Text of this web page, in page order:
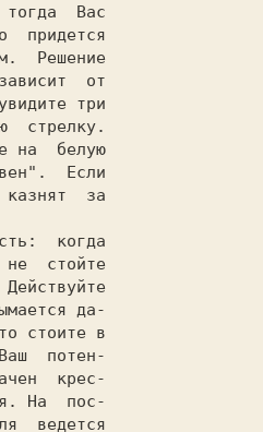
Вас
придется
Решение
от
три
стрелку.
на  белую
Если
казнят  за
стойте
да-
стоите в
потен-
крес-
На  пос-
ведется